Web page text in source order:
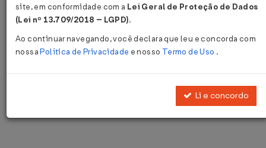
Página Inicial Notícias
Notícias
Disponibilizamos as últimas notícias e destaques publicadas pelo
site, em conformidade com a Lei Geral de Proteção de Dados
(Lei nº 13.709/2018 – LGPD).
Ao continuar navegando, você declara que leu e concorda com
nossaPolítica de Privacidade e nosso Termo de Uso .
Li e concordo